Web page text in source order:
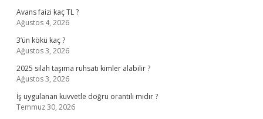
Avans faizi kaç TL ?
Ağustos 4, 2026
3’ün kökü kaç ?
Ağustos 3, 2026
2025 silah taşıma ruhsatı kimler alabilir ?
Ağustos 3, 2026
İş uygulanan kuvvetle doğru orantılı mıdır ?
Temmuz 30, 2026